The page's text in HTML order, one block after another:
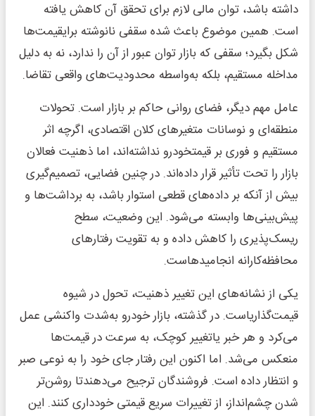
داشته باشد، توان مالی لازم برای تحقق آن کاهش یافته
است. همین موضوع باعث شده سقفی نانوشته برایقیمت‌ها
شکل بگیرد؛ سقفی که بازار توان عبور از آن را ندارد، نه به دلیل
مداخله مستقیم، بلکه به‌واسطه محدودیت‌های واقعی تقاضا.
عامل مهم دیگر، فضای روانی حاکم بر بازار است. تحولات
منطقه‌ای و نوسانات متغیرهای کلان اقتصادی، اگرچه اثر
مستقیم و فوری بر قیمتخودرو نداشته‌اند، اما ذهنیت فعالان
بازار را تحت تأثیر قرار داده‌اند. در چنین فضایی، تصمیم‌گیری
بیش از آنکه بر داده‌های قطعی استوار باشد، به برداشت‌ها و
پیش‌بینی‌ها وابسته می‌شود. این وضعیت، سطح
ریسک‌پذیری را کاهش داده و به تقویت رفتارهای
محافظه‌کارانه انجامیدهاست.
یکی از نشانه‌های این تغییر ذهنیت، تحول در شیوه
قیمت‌گذاریاست. در گذشته، بازار خودرو به‌شدت واکنشی عمل
می‌کرد و هر خبر یاتغییر کوچک، به سرعت در قیمت‌ها
منعکس می‌شد. اما اکنون این رفتار جای خود را به نوعی صبر
و انتظار داده است. فروشندگان ترجیح می‌دهندتا روشن‌تر
شدن چشم‌انداز، از تغییرات سریع قیمتی خودداری کنند. این